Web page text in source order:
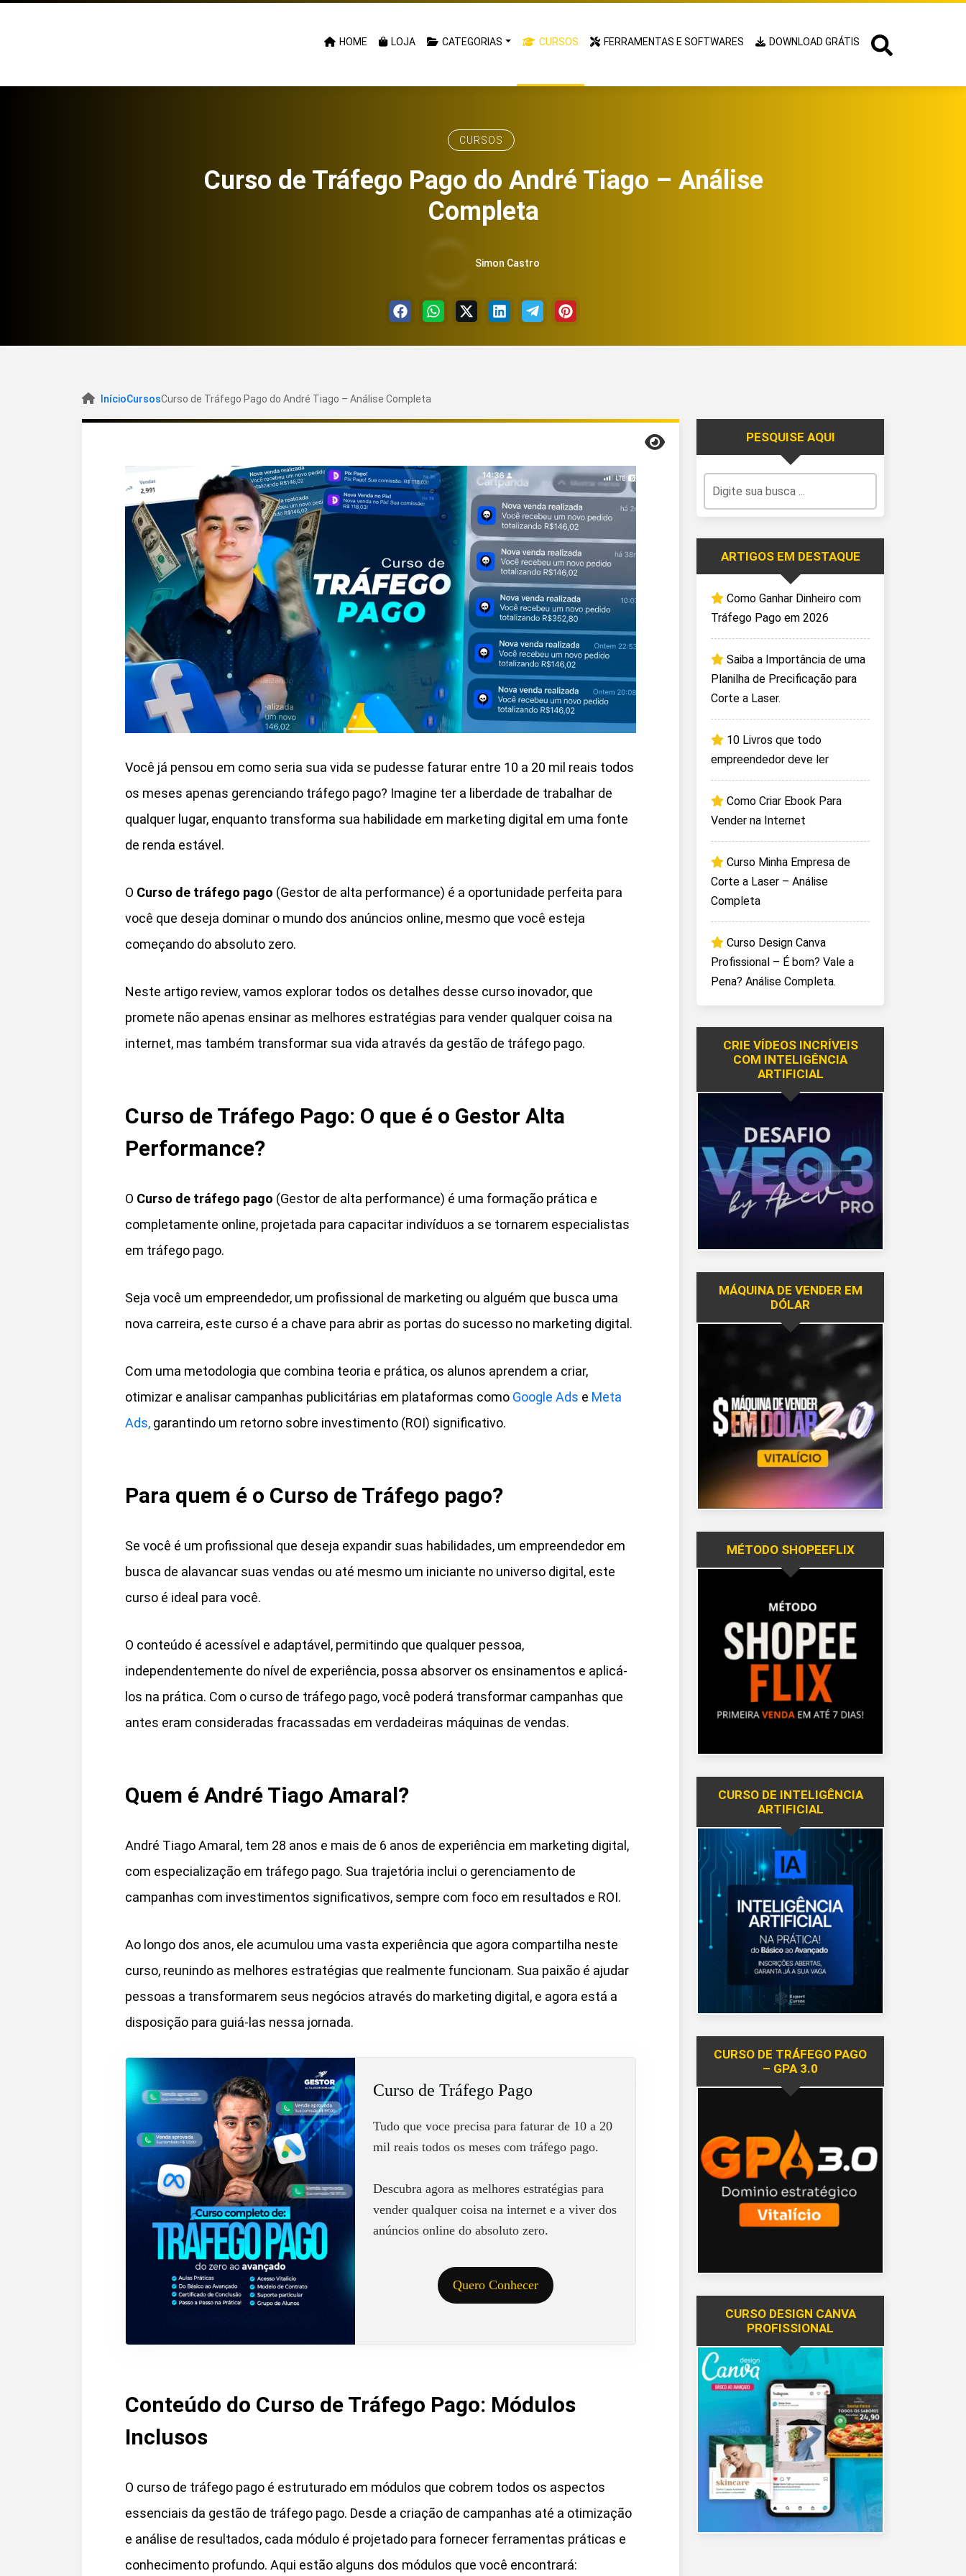
HOME LOJA CATEGORIAS CURSOS FERRAMENTAS E SOFTWARES DOWNLOAD GRÁTIS
CURSOS
Curso de Tráfego Pago do André Tiago – Análise
Completa
Simon Castro
InícioCursosCurso de Tráfego Pago do André Tiago – Análise Completa
Você já pensou em como seria sua vida se pudesse faturar entre 10 a 20 mil reais todos
os meses apenas gerenciando tráfego pago? Imagine ter a liberdade de trabalhar de
qualquer lugar, enquanto transforma sua habilidade em marketing digital em uma fonte
de renda estável.
O Curso de tráfego pago (Gestor de alta performance) é a oportunidade perfeita para
você que deseja dominar o mundo dos anúncios online, mesmo que você esteja
começando do absoluto zero.
Neste artigo review, vamos explorar todos os detalhes desse curso inovador, que
promete não apenas ensinar as melhores estratégias para vender qualquer coisa na
internet, mas também transformar sua vida através da gestão de tráfego pago.
Curso de Tráfego Pago: O que é o Gestor Alta
Performance?
O Curso de tráfego pago (Gestor de alta performance) é uma formação prática e
completamente online, projetada para capacitar indivíduos a se tornarem especialistas
em tráfego pago.
Seja você um empreendedor, um profissional de marketing ou alguém que busca uma
nova carreira, este curso é a chave para abrir as portas do sucesso no marketing digital.
Com uma metodologia que combina teoria e prática, os alunos aprendem a criar,
otimizar e analisar campanhas publicitárias em plataformas como Google Ads e Meta
Ads, garantindo um retorno sobre investimento (ROI) significativo.
Para quem é o Curso de Tráfego pago?
Se você é um profissional que deseja expandir suas habilidades, um empreendedor em
busca de alavancar suas vendas ou até mesmo um iniciante no universo digital, este
curso é ideal para você.
O conteúdo é acessível e adaptável, permitindo que qualquer pessoa,
independentemente do nível de experiência, possa absorver os ensinamentos e aplicá-
los na prática. Com o curso de tráfego pago, você poderá transformar campanhas que
antes eram consideradas fracassadas em verdadeiras máquinas de vendas.
Quem é André Tiago Amaral?
André Tiago Amaral, tem 28 anos e mais de 6 anos de experiência em marketing digital,
com especialização em tráfego pago. Sua trajetória inclui o gerenciamento de
campanhas com investimentos significativos, sempre com foco em resultados e ROI.
Ao longo dos anos, ele acumulou uma vasta experiência que agora compartilha neste
curso, reunindo as melhores estratégias que realmente funcionam. Sua paixão é ajudar
pessoas a transformarem seus negócios através do marketing digital, e agora está a
disposição para guiá-las nessa jornada.
Curso de Tráfego Pago
Tudo que voce precisa para faturar de 10 a 20
mil reais todos os meses com tráfego pago.
Descubra agora as melhores estratégias para
vender qualquer coisa na internet e a viver dos
anúncios online do absoluto zero.
Quero Conhecer
Conteúdo do Curso de Tráfego Pago: Módulos
Inclusos
O curso de tráfego pago é estruturado em módulos que cobrem todos os aspectos
essenciais da gestão de tráfego pago. Desde a criação de campanhas até a otimização
e análise de resultados, cada módulo é projetado para fornecer ferramentas práticas e
conhecimento profundo. Aqui estão alguns dos módulos que você encontrará:
PESQUISE AQUI
ARTIGOS EM DESTAQUE
Como Ganhar Dinheiro com
Tráfego Pago em 2026
Saiba a Importância de uma
Planilha de Precificação para
Corte a Laser.
10 Livros que todo
empreendedor deve ler
Como Criar Ebook Para
Vender na Internet
Curso Minha Empresa de
Corte a Laser – Análise
Completa
Curso Design Canva
Profissional – É bom? Vale a
Pena? Análise Completa.
CRIE VÍDEOS INCRÍVEIS
COM INTELIGÊNCIA
ARTIFICIAL
MÁQUINA DE VENDER EM
DÓLAR
MÉTODO SHOPEEFLIX
CURSO DE INTELIGÊNCIA
ARTIFICIAL
CURSO DE TRÁFEGO PAGO
– GPA 3.0
CURSO DESIGN CANVA
PROFISSIONAL